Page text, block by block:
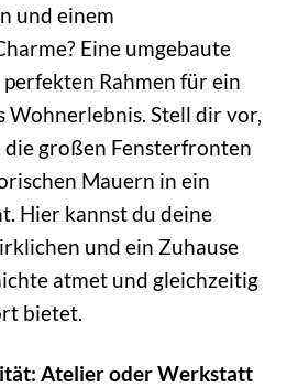
und einem
Eine umgebaute
Rahmen für ein
Wohnerlebnis. Stell dir vor,
großen Fensterfronten
Mauern in ein
Hier kannst du deine
und ein Zuhause
atmet und gleichzeitig
bietet.
Atelier oder Werkstatt